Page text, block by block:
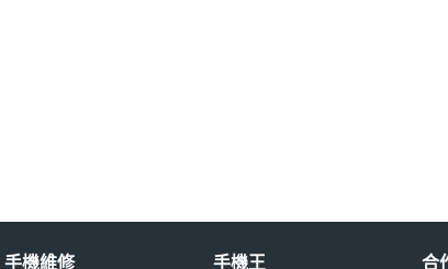
手機維修 手機王 合